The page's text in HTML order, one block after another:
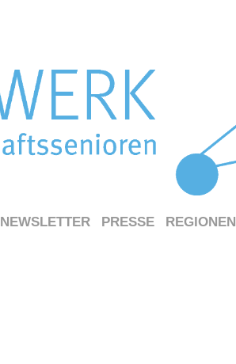
NEWSLETTER PRESSE REGIONEN